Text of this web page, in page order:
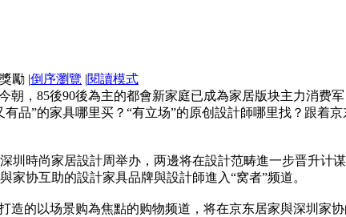
|倒序瀏覽 |閱讀模式
朝，85後90後為主的都會新家庭已成為家居版块主力消费
品”的家具哪里买？“有立场”的原创設計師哪里找？跟着
圳時尚家居設計周举办，两邊将在設計范畴進一步晋升计
协互助的設計家具品牌與設計師進入“窝者”频道。
造的以场景购為焦點的购物频道，将在京东居家與深圳家